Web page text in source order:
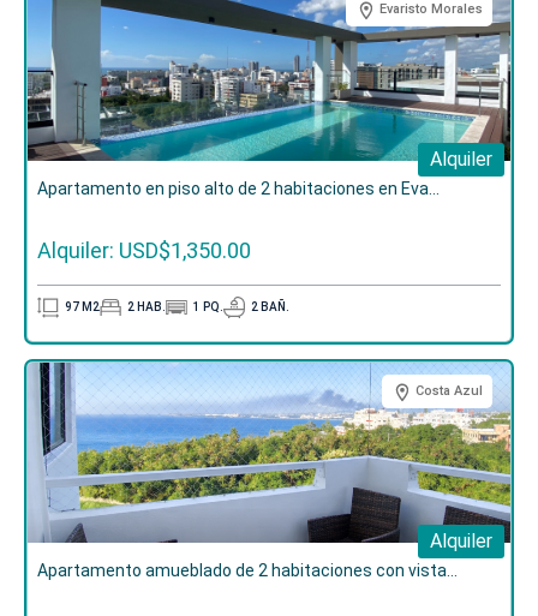
Evaristo Morales
Alquiler
Apartamento en piso alto de 2 habitaciones en Eva...
Alquiler: USD$1,350.00
97 M2 2 HAB. 1 PQ. 2 BAÑ.
Costa Azul
Alquiler
Apartamento amueblado de 2 habitaciones con vista...